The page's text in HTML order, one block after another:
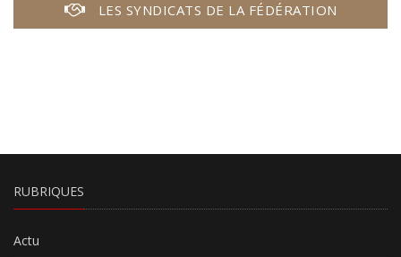
LES SYNDICATS DE LA FÉDÉRATION
RUBRIQUES
Actu